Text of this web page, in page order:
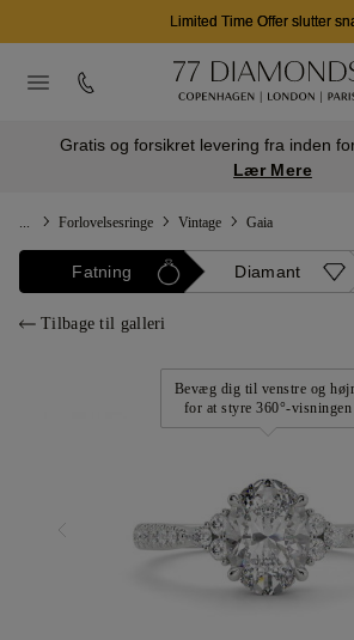
Limited Time Offer slutter
Gratis og forsikret levering fra inden
Lær Mere
Forlovelsesringe Vintage Gaia
Fatning Diamant
Tilbage til galleri
Bevæg dig til venstre og
for at styre 360°-visningen